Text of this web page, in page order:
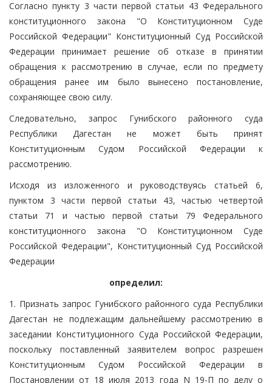
Согласно пункту 3 части первой статьи 43 Федерального
конституционного закона "О Конституционном Суде
Российской Федерации" Конституционный Суд Российской
Федерации принимает решение об отказе в принятии
обращения к рассмотрению в случае, если по предмету
обращения ранее им было вынесено постановление,
сохраняющее свою силу.
Следовательно, запрос Гунибского районного суда
Республики Дагестан не может быть принят
Конституционным Судом Российской Федерации к
рассмотрению.
Исходя из изложенного и руководствуясь статьей 6,
пунктом 3 части первой статьи 43, частью четвертой
статьи 71 и частью первой статьи 79 Федерального
конституционного закона "О Конституционном Суде
Российской Федерации", Конституционный Суд Российской
Федерации
определил:
1. Признать запрос Гунибского районного суда Республики
Дагестан не подлежащим дальнейшему рассмотрению в
заседании Конституционного Суда Российской Федерации,
поскольку поставленный заявителем вопрос разрешен
Конституционным Судом Российской Федерации в
Постановлении от 18 июля 2013 года N 19-П по делу о